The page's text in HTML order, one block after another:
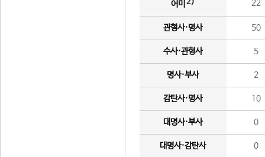
어미 2) 22
관형사·명사 50
수사·관형사 5
명사·부사 2
감탄사·명사 10
대명사·부사 0
대명사·감탄사 0